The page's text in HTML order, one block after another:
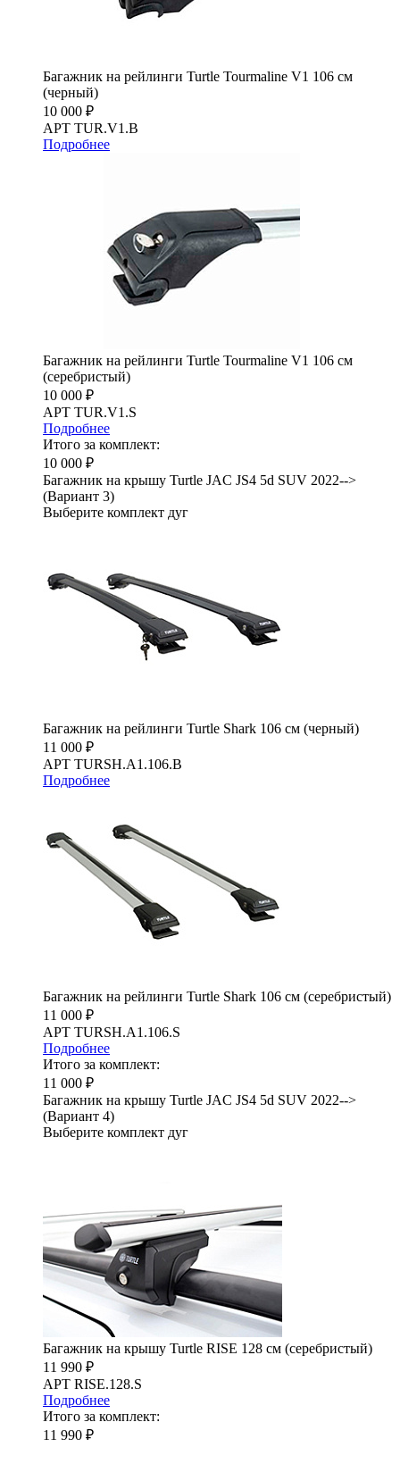
Багажник на рейлинги Turtle Tourmaline V1 106 см
(черный)
10 000 ₽
АРТ TUR.V1.B
Подробнее
Багажник на рейлинги Turtle Tourmaline V1 106 см
(серебристый)
10 000 ₽
АРТ TUR.V1.S
Подробнее
Итого за комплект:
10 000 ₽
Багажник на крышу Turtle JAC JS4 5d SUV 2022-->
(Вариант 3)
Выберите комплект дуг
Багажник на рейлинги Turtle Shark 106 см (черный)
11 000 ₽
АРТ TURSH.A1.106.B
Подробнее
Багажник на рейлинги Turtle Shark 106 см (серебристый)
11 000 ₽
АРТ TURSH.A1.106.S
Подробнее
Итого за комплект:
11 000 ₽
Багажник на крышу Turtle JAC JS4 5d SUV 2022-->
(Вариант 4)
Выберите комплект дуг
Багажник на крышу Turtle RISE 128 см (серебристый)
11 990 ₽
АРТ RISE.128.S
Подробнее
Итого за комплект:
11 990 ₽